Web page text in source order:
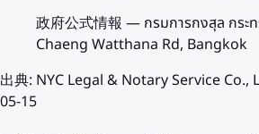
政府公式情報 — กรมการกงสุล กระ
Chaeng Watthana Rd, Bangkok
出典: NYC Legal & Notary Service Co.,
05-15